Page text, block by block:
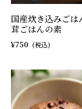
国産炊き込みごは
茸ごはんの素
750